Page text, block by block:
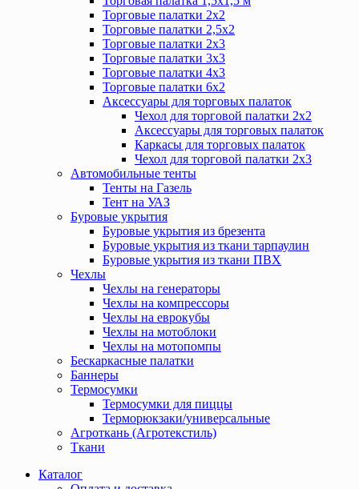
Торговые палатки 2х2
Торговые палатки 2,5х2
Торговые палатки 2х3
Торговые палатки 3х3
Торговые палатки 4х3
Торговые палатки 6х2
Аксессуары для торговых палаток
Чехол для торговой палатки 2х2
Аксессуары для торговых палаток
Каркасы для торговых палаток
Чехол для торговой палатки 2х3
Автомобильные тенты
Тенты на Газель
Тент на УАЗ
Буровые укрытия
Буровые укрытия из брезента
Буровые укрытия из ткани тарпаулин
Буровые укрытия из ткани ПВХ
Чехлы
Чехлы на генераторы
Чехлы на компрессоры
Чехлы на еврокубы
Чехлы на мотоблоки
Чехлы на мотопомпы
Бескаркасные палатки
Баннеры
Термосумки
Термосумки для пиццы
Терморюкзаки/универсальные
Агроткань (Агротекстиль)
Ткани
Каталог